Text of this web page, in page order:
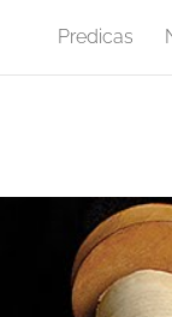
Predicas